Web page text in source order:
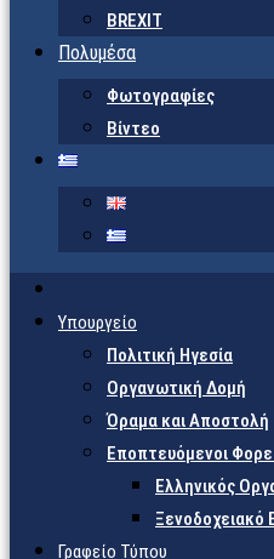
BREXIT
Πολυμέσα
Φωτογραφίες
Βίντεο
Υπουργείο
Πολιτική Ηγεσία
Οργανωτική Δομή
Όραμα και Αποστολή
Εποπτευόμενοι
Eλληνικός
Ξενοδοχειακό
Γραφείο Τύπου